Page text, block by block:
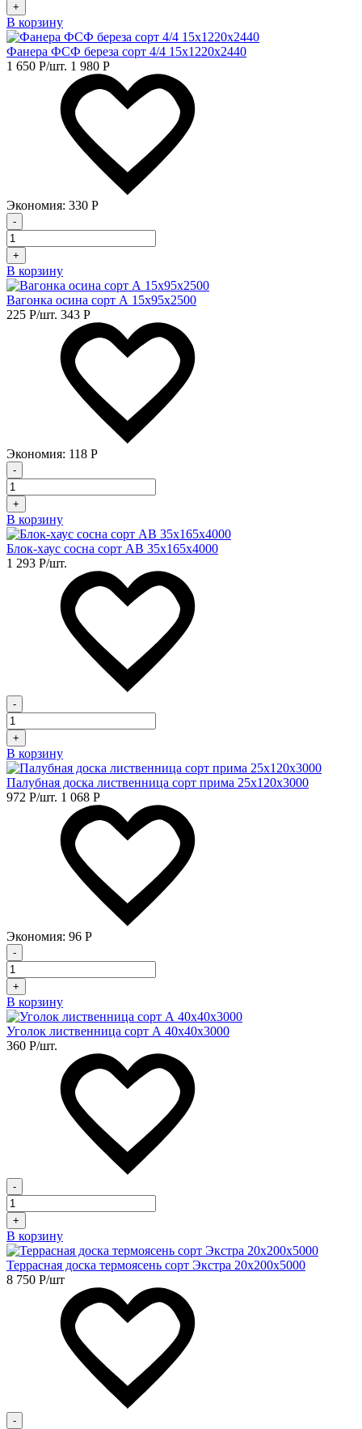
+
В корзину
Фанера ФСФ береза сорт 4/4 15х1220х2440
1 650 Р/шт. 1 980 Р
Экономия: 330 Р
-
+
В корзину
Вагонка осина сорт А 15х95х2500
225 Р/шт. 343 Р
Экономия: 118 Р
-
+
В корзину
Блок-хаус сосна сорт АВ 35х165х4000
1 293 Р/шт.
-
+
В корзину
Палубная доска лиственница сорт прима 25х120х3000
972 Р/шт. 1 068 Р
Экономия: 96 Р
-
+
В корзину
Уголок лиственница сорт А 40х40х3000
360 Р/шт.
-
+
В корзину
Террасная доска термоясень сорт Экстра 20х200х5000
8 750 Р/шт
-